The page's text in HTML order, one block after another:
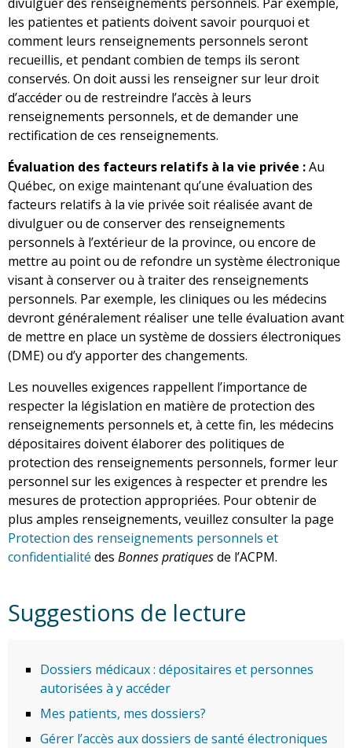
les patientes et patients doivent savoir pourquoi et
comment leurs renseignements personnels seront
recueillis, et pendant combien de temps ils seront
conservés. On doit aussi les renseigner sur leur droit
d’accéder ou de restreindre l’accès à leurs
renseignements personnels, et de demander une
rectification de ces renseignements.
Évaluation des facteurs relatifs à la vie privée :Au
Québec, on exige maintenant qu’une évaluation des
facteurs relatifs à la vie privée soit réalisée avant de
divulguer ou de conserver des renseignements
personnels à l’extérieur de la province, ou encore de
mettre au point ou de refondre un système électronique
visant à conserver ou à traiter des renseignements
personnels. Par exemple, les cliniques ou les médecins
devront généralement réaliser une telle évaluation avant
de mettre en place un système de dossiers électroniques
(DME) ou d’y apporter des changements.
Les nouvelles exigences rappellent l’importance de
respecter la législation en matière de protection des
renseignements personnels et, à cette fin, les médecins
dépositaires doivent élaborer des politiques de
protection des renseignements personnels, former leur
personnel sur les exigences à respecter et prendre les
mesures de protection appropriées. Pour obtenir de
plus amples renseignements, veuillez consulter la page
Protection des renseignements personnels et
confidentialité des Bonnes pratiquesde l’ACPM.
Suggestions de lecture
Dossiers médicaux : dépositaires et personnes
autorisées à y accéder
Mes patients, mes dossiers?
Gérer l’accès aux dossiers de santé électroniques